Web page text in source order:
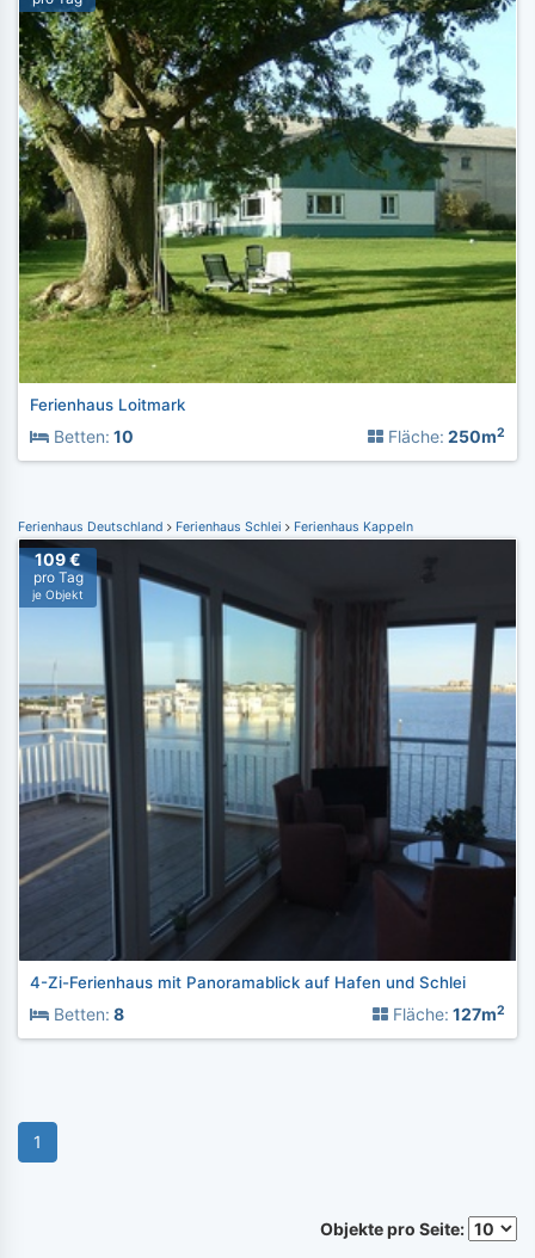
Ferienhaus Loitmark
Betten: 10 Fläche: 250m2
Ferienhaus Deutschland Ferienhaus Schlei Ferienhaus Kappeln
109 €
pro Tag
je Objekt
4-Zi-Ferienhaus mit Panoramablick auf Hafen und Schlei
Betten: 8 Fläche: 127m2
1
Objekte pro Seite: